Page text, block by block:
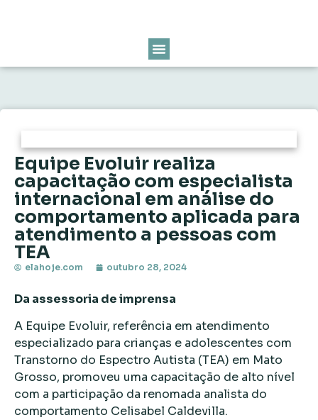
Equipe Evoluir realiza
capacitação com especialista
internacional em análise do
comportamento aplicada para
atendimento a pessoas com
TEA
elahoje.com outubro 28, 2024
Da assessoria de imprensa
A Equipe Evoluir, referência em atendimento
especializado para crianças e adolescentes com
Transtorno do Espectro Autista (TEA) em Mato
Grosso, promoveu uma capacitação de alto nível
com a participação da renomada analista do
comportamento Celisabel Caldevilla.